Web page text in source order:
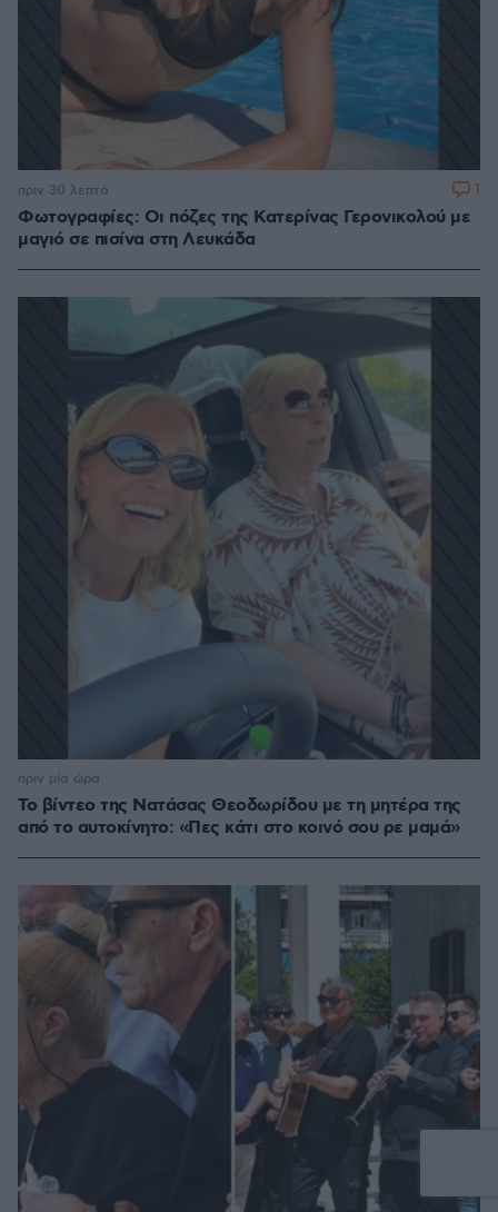
Φωτογραφίες: Οι πόζες της Κατερίνας Γερονικολού με
μαγιό σε πισίνα στη Λευκάδα
πριν 30 λεπτά 1
Το βίντεο της Νατάσας Θεοδωρίδου με τη μητέρα της
από το αυτοκίνητο: «Πες κάτι στο κοινό σου ρε μαμά»
πριν μία ώρα